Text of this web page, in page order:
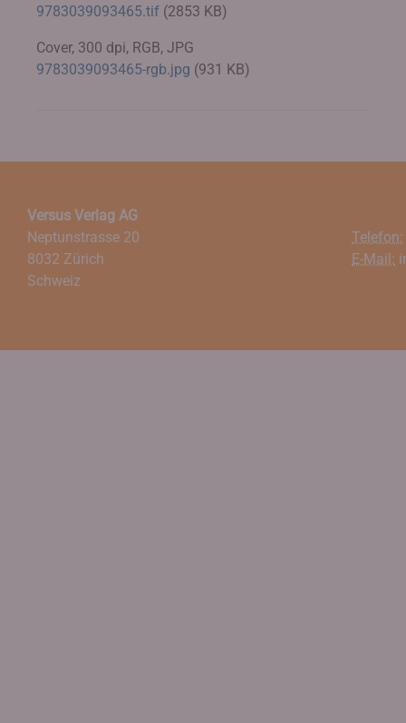
9783039093465.tif (2853 KB)
Cover, 300 dpi, RGB, JPG
9783039093465-rgb.jpg (931 KB)
Versus Verlag AG
Neptunstrasse 20
8032 Zürich
Schweiz
Telefon:
E-Mail: